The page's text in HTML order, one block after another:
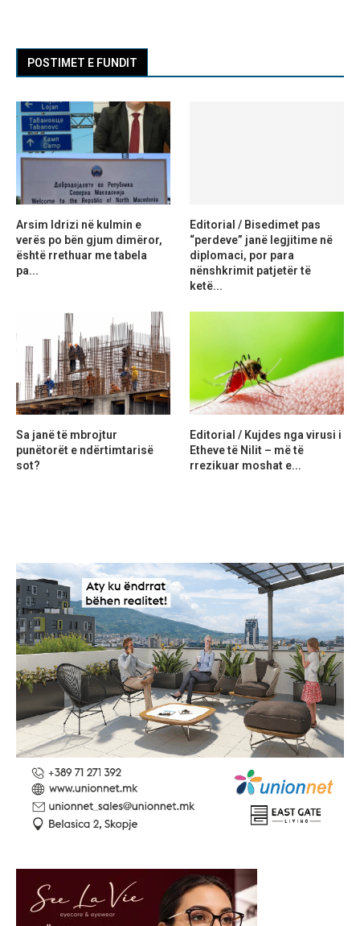
POSTIMET E FUNDIT
Arsim Idrizi në kulmin e
verës po bën gjum dimëror,
është rrethuar me tabela
pa...
Editorial / Bisedimet pas
“perdeve” janë legjitime në
diplomaci, por para
nënshkrimit patjetër të
ketë...
Sa janë të mbrojtur
punëtorët e ndërtimtarisë
sot?
Editorial / Kujdes nga virusi i
Etheve të Nilit – më të
rrezikuar moshat e...